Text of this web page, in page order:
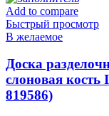
Add to compare
Быстрый просмотр
В желаемое
Доска
слоновая кость
819586)